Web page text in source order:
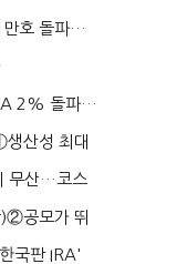
만호 돌파…
2% 돌파…
산성 최대
무산…코스
)②공모가 뛰
국판 IRA'